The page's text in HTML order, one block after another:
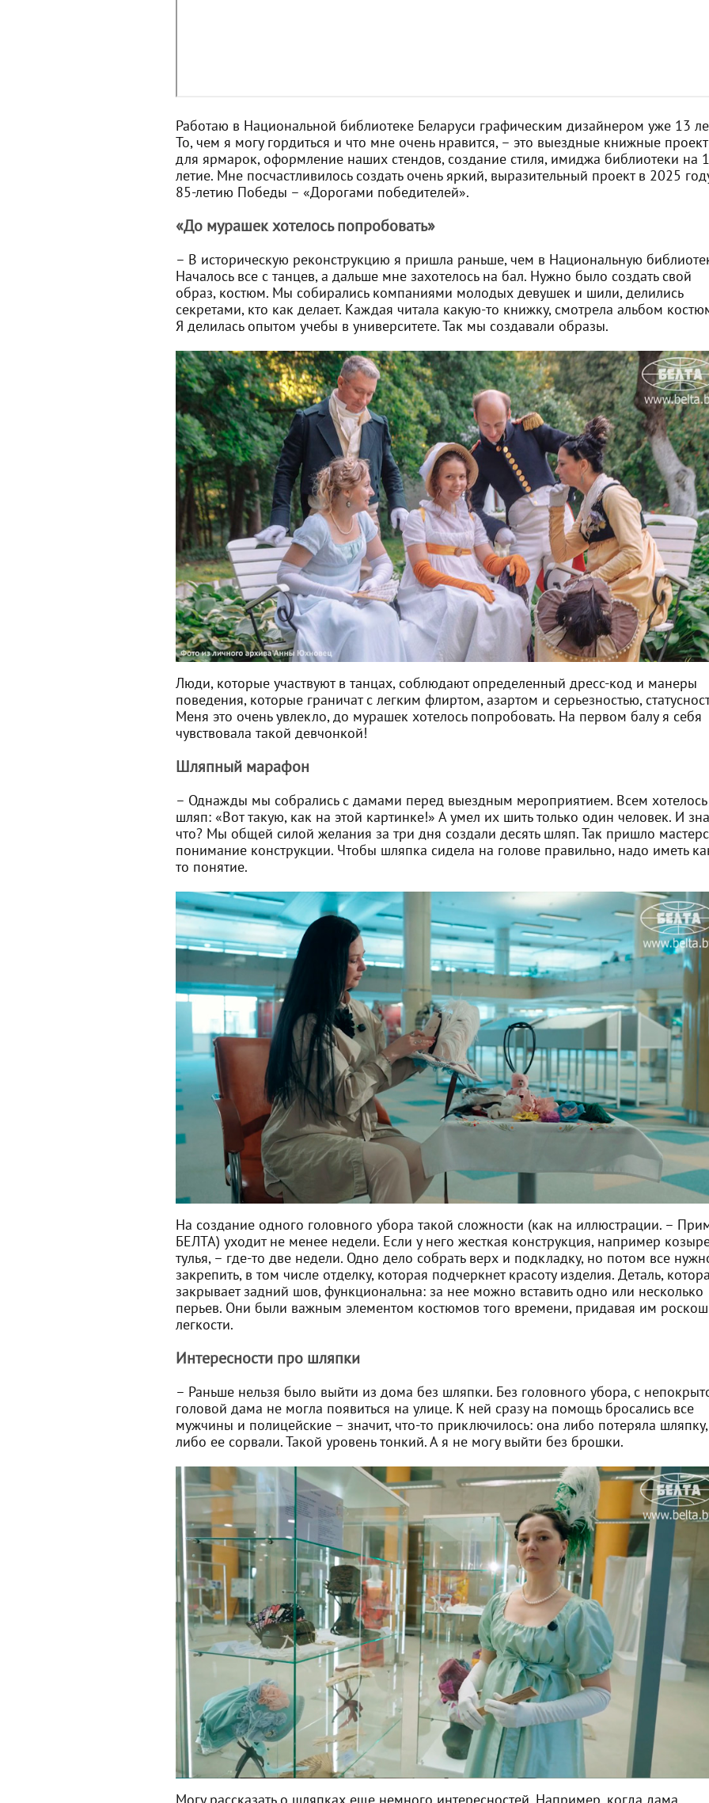
Работаю в Национальной библиотеке Беларуси графическим дизайнером уже 13
То, чем я могу гордиться и что мне очень нравится, – это выездные книжные
для ярмарок, оформление наших стендов, создание стиля, имиджа библиотеки на
летие. Мне посчастливилось создать очень яркий, выразительный проект в 2025
85-летию Победы – «Дорогами победителей».
«До мурашек хотелось попробовать»
– В историческую реконструкцию я пришла раньше, чем в Национальную
Началось все с танцев, а дальше мне захотелось на бал. Нужно было создать свой
образ, костюм. Мы собирались компаниями молодых девушек и шили, делились
секретами, кто как делает. Каждая читала какую-то книжку, смотрела альбом
Я делилась опытом учебы в университете. Так мы создавали образы.
Люди, которые участвуют в танцах, соблюдают определенный дресс-код и манеры
поведения, которые граничат с легким флиртом, азартом и серьезностью,
Меня это очень увлекло, до мурашек хотелось попробовать. На первом балу я себя
чувствовала такой девчонкой!
Шляпный марафон
– Однажды мы собрались с дамами перед выездным мероприятием. Всем хотелось
шляп: «Вот такую, как на этой картинке!» А умел их шить только один человек. И
что? Мы общей силой желания за три дня создали десять шляп. Так пришло
понимание конструкции. Чтобы шляпка сидела на голове правильно, надо иметь
то понятие.
На создание одного головного убора такой сложности (как на иллюстрации. –
БЕЛТА) уходит не менее недели. Если у него жесткая конструкция, например
тулья, – где-то две недели. Одно дело собрать верх и подкладку, но потом все
закрепить, в том числе отделку, которая подчеркнет красоту изделия. Деталь,
закрывает задний шов, функциональна: за нее можно вставить одно или несколько
перьев. Они были важным элементом костюмов того времени, придавая им
легкости.
Интересности про шляпки
– Раньше нельзя было выйти из дома без шляпки. Без головного убора, с
головой дама не могла появиться на улице. К ней сразу на помощь бросались все
мужчины и полицейские – значит, что-то приключилось: она либо потеряла шляпку,
либо ее сорвали. Такой уровень тонкий. А я не могу выйти без брошки.